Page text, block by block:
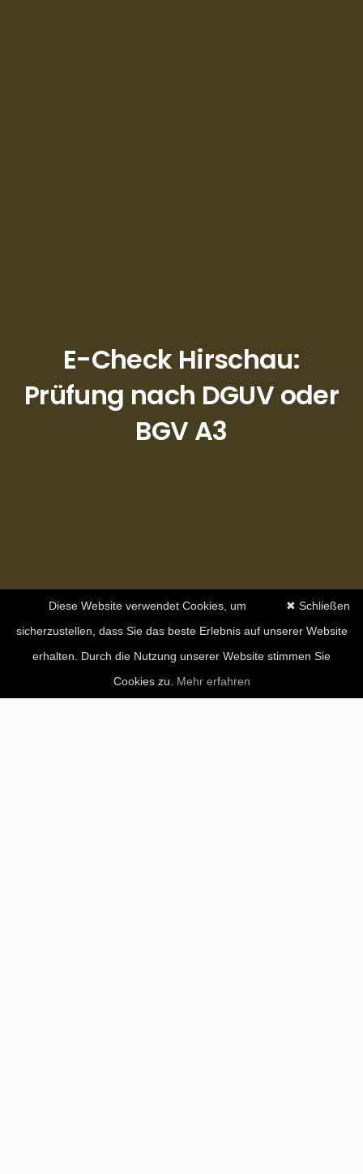
E-Check Hirschau:
Prüfung nach DGUV oder
BGV A3
✖ Schließen
Diese Website verwendet Cookies, um
sicherzustellen, dass Sie das beste Erlebnis auf unserer Website
erhalten. Durch die Nutzung unserer Website stimmen Sie
Cookies zu. Mehr erfahren